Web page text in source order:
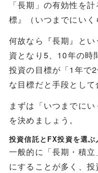
「長期」の有効性を
標』（いつまでにいく
何故なら『長期』と
資となり5、10年の時
投資の目標が「1年で
な目標だと手段として
まずは「いつまでに
を決めましょう。
投資信託とFX投資を選ぶ
一般的に「長期・積
にすることが多く、